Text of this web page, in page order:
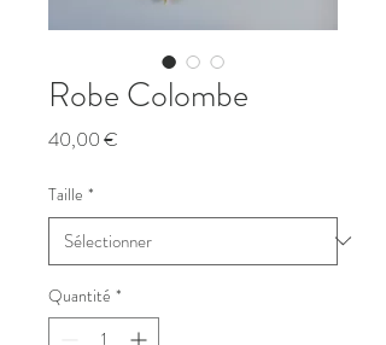
Robe Colombe
40,00 €
Taille *
Quantité *